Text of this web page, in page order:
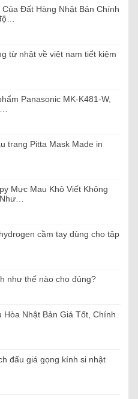
Đất Hàng Nhật Bản Chính
từ nhật về việt nam tiết kiệm
Panasonic MK-K481-W,
trang Pitta Mask Made in
Mực Mau Khô Viết Không
Như…
cầm tay dùng cho tập
như thế nào cho đúng?
Hòa Nhật Bản Giá Tốt, Chính
đấu giá gọng kính si nhật